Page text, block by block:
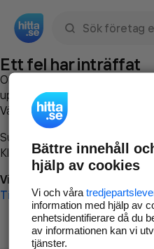
Ett fel har inträffat
Om du vill kan du
uppstod så att vi lättare och
Vänligen försök med följande:
Surfa till
Klicka påTillbaka-knappen i
Vi beklagar besväret!
Till startsidan
Bättre innehåll
hjälp av cookies
Vi och våra
information med hjälp av
enhetsidentifierare då du
av informationen kan vi
tjänster.